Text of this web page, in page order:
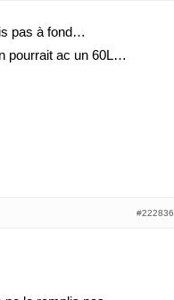
pas à fond…
pourrait ac un 60L…
#222836